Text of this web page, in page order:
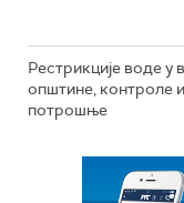
Рестрикције воде
општине, контроле
потрошње